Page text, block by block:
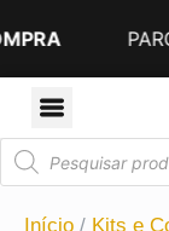
PARCELE
Início / Kits e